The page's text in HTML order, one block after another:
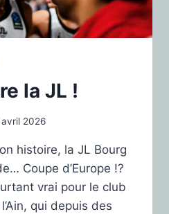
la JL !
avril 2026
histoire, la JL Bourg
Coupe d’Europe !?
vrai pour le club
qui depuis des